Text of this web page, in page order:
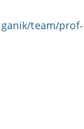
team/prof-